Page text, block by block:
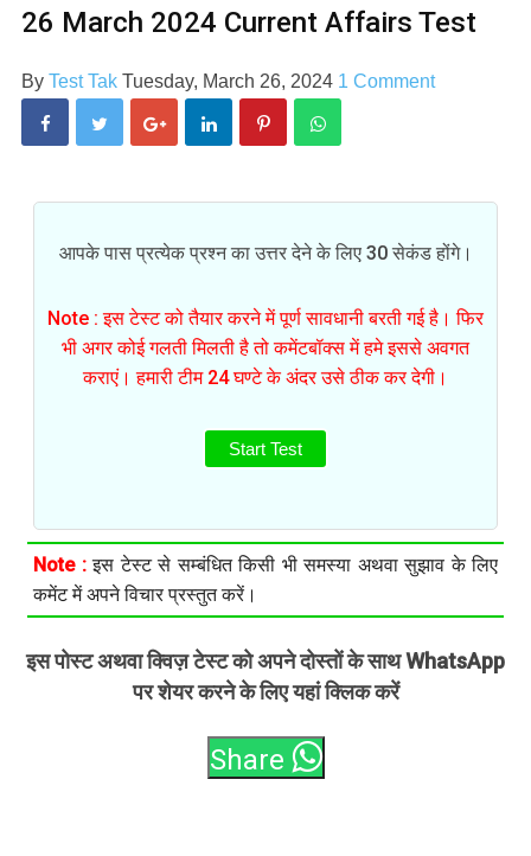
26 March 2024 Current Affairs Test
By Test Tak Tuesday, March 26, 2024 1 Comment
आपके पास प्रत्येक प्रश्न का उत्तर देने के लिए 30 सेकंड होंगे।
Note : इस टेस्ट को तैयार करने में पूर्ण सावधानी बरती गई है। फिर
भी अगर कोई गलती मिलती है तो कमेंटबॉक्स में हमे इससे अवगत
कराएं। हमारी टीम 24 घण्टे के अंदर उसे ठीक कर देगी।
Start Test
Note :इस टेस्ट से सम्बंधित किसी भी समस्या अथवा सुझाव के लिए
कमेंट में अपने विचार प्रस्तुत करें।
इस पोस्ट अथवा क्विज़ टेस्ट को अपने दोस्तों के साथ WhatsApp
पर शेयर करने के लिए यहां क्लिक करें
Share